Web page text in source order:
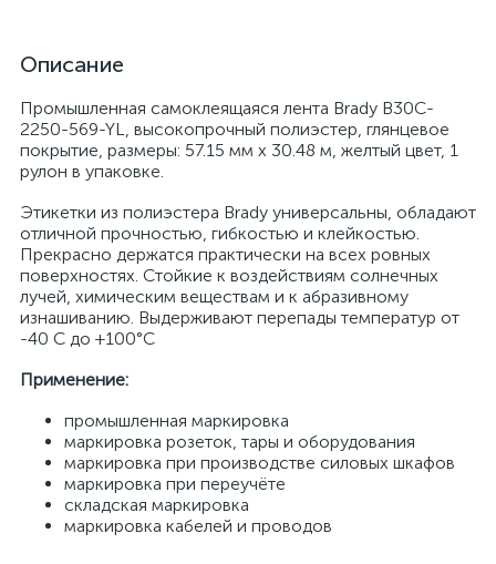
Описание
Промышленная самоклеящаяся лента Brady B30C-
2250-569-YL, высокопрочный полиэстер, глянцевое
покрытие, размеры: 57.15 мм х 30.48 м, желтый цвет, 1
рулон в упаковке.
Этикетки из полиэстера Brady универсальны, обладают
отличной прочностью, гибкостью и клейкостью.
Прекрасно держатся практически на всех ровных
поверхностях. Стойкие к воздействиям солнечных
лучей, химическим веществам и к абразивному
изнашиванию. Выдерживают перепады температур от
-40 С до +100°С
Применение:
промышленная маркировка
маркировка розеток, тары и оборудования
маркировка при производстве силовых шкафов
маркировка при переучёте
складская маркировка
маркировка кабелей и проводов